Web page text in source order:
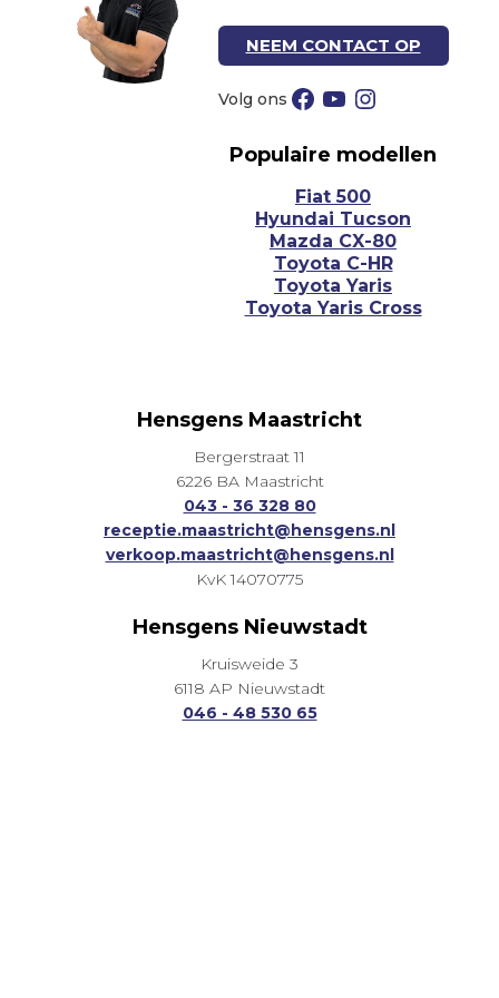
NEEM CONTACT OP
Facebook YouTube Instagram
Populaire modellen
Fiat 500
Hyundai Tucson
Mazda CX-80
Toyota C-HR
Toyota Yaris
Toyota Yaris Cross
Hensgens Maastricht
Bergerstraat 11
6226 BA Maastricht
043 - 36 328 80
receptie.maastricht@hensgens.nl
verkoop.maastricht@hensgens.nl
KvK 14070775
Hensgens Nieuwstadt
Kruisweide 3
6118 AP Nieuwstadt
046 - 48 530 65